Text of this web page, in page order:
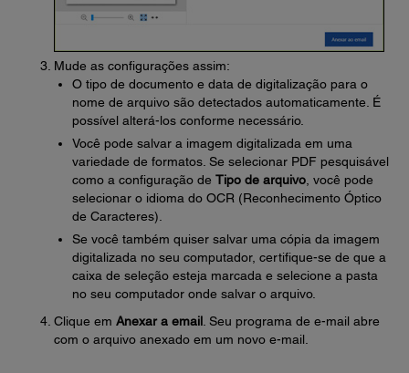
Mude as configurações assim:
O tipo de documento e data de digitalização para o
nome de arquivo são detectados automaticamente. É
possível alterá-los conforme necessário.
Você pode salvar a imagem digitalizada em uma
variedade de formatos. Se selecionar PDF pesquisável
como a configuração de Tipo de arquivo , você pode
selecionar o idioma do OCR (Reconhecimento Óptico
de Caracteres).
Se você também quiser salvar uma cópia da imagem
digitalizada no seu computador, certifique-se de que a
caixa de seleção esteja marcada e selecione a pasta
no seu computador onde salvar o arquivo.
Clique em Anexar a email . Seu programa de e-mail abre
com o arquivo anexado em um novo e-mail.